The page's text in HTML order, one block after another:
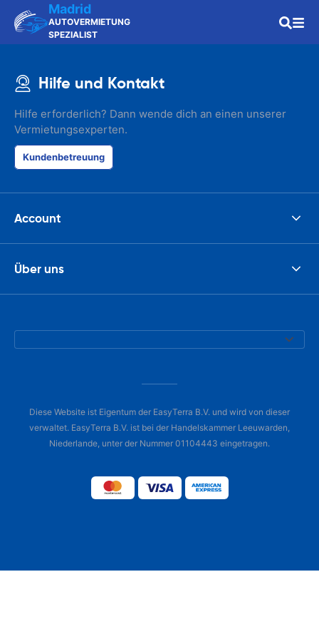
Madrid
AUTOVERMIETUNG
SPEZIALIST
Hilfe und Kontakt
Hilfe erforderlich? Dann wende dich an einen unserer
Vermietungsexperten.
Kundenbetreuung
Account
Über uns
Diese Website ist Eigentum der EasyTerra B.V. und wird von dieser
verwaltet. EasyTerra B.V. ist bei der Handelskammer Leeuwarden,
Niederlande, unter der Nummer 01104443 eingetragen.